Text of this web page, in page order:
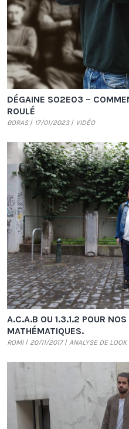
DÉGAINE S02E03 –
ROULÉ
BORAS 17/01/2023 VIDÉO
A.C.A.B OU 1.3.1.2 POUR
MATHÉMATIQUES.
ROMI 20/11/2017 ANALYSE DE LOOK